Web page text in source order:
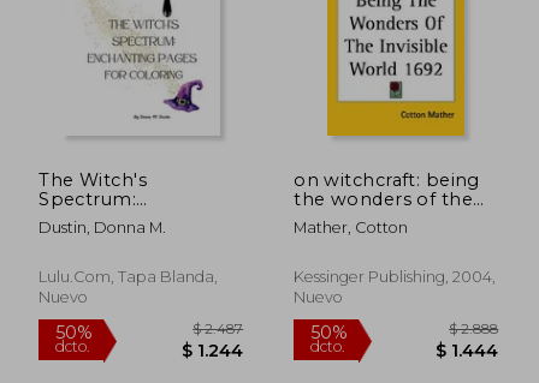
The Witch's
Spectrum:
Enchanting Pages for
Coloring (en Inglés)
Dustin, Donna M.
Lulu.com, Tapa Blanda,
Nuevo
on witchcraft: being
the wonders of the
invisible world 1692
(en Inglés)
Mather, Cotton
Kessinger Publishing, 2004,
Nuevo